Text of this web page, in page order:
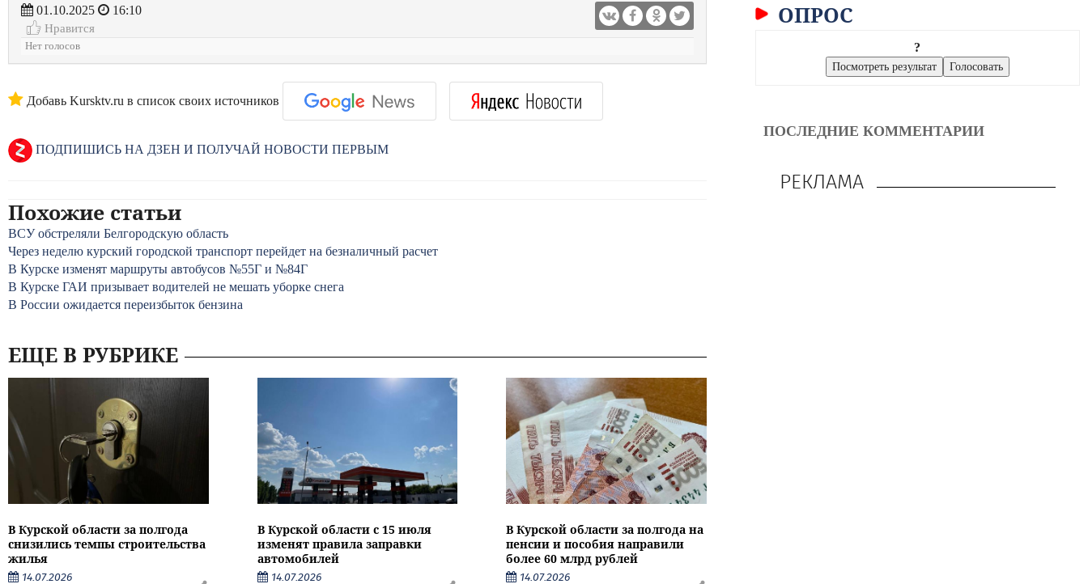
01.10.2025
16:10
Нравится
Нет голосов
Добавь Kursktv.ru в список своих источников
ПОДПИШИСЬ НА ДЗЕН И ПОЛУЧАЙ НОВОСТИ ПЕРВЫМ
Похожие статьи
ВСУ обстреляли Белгородскую область
Через неделю курский городской транспорт перейдет на безналичный расчет
В Курске изменят маршруты автобусов №55Г и №84Г
В Курске ГАИ призывает водителей не мешать уборке снега
В России ожидается переизбыток бензина
ЕЩЕ В РУБРИКЕ
В Курской области за полгода
снизились темпы строительства
жилья
14.07.2026
В Курской области с 15 июля
изменят правила заправки
автомобилей
14.07.2026
В Курской области за полгода на
пенсии и пособия направили
более 60 млрд рублей
14.07.2026
ОПРОС
?
ПОСЛЕДНИЕ КОММЕНТАРИИ
РЕКЛАМА